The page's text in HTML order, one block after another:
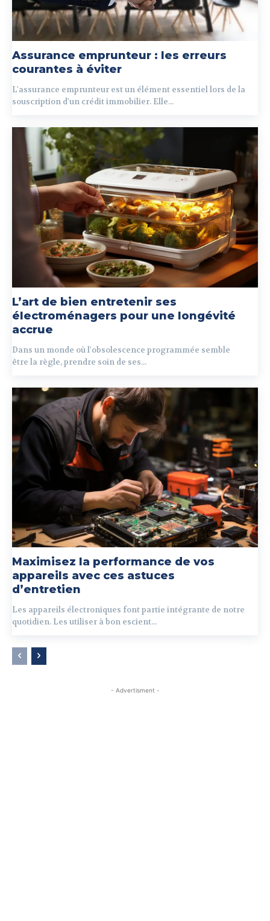
Assurance emprunteur : les erreurs
courantes à éviter
L'assurance emprunteur est un élément essentiel lors de la
souscription d'un crédit immobilier. Elle...
L’art de bien entretenir ses
électroménagers pour une longévité
accrue
Dans un monde où l'obsolescence programmée semble
être la règle, prendre soin de ses...
Maximisez la performance de vos
appareils avec ces astuces
d’entretien
Les appareils électroniques font partie intégrante de notre
quotidien. Les utiliser à bon escient...
- Advertisment -